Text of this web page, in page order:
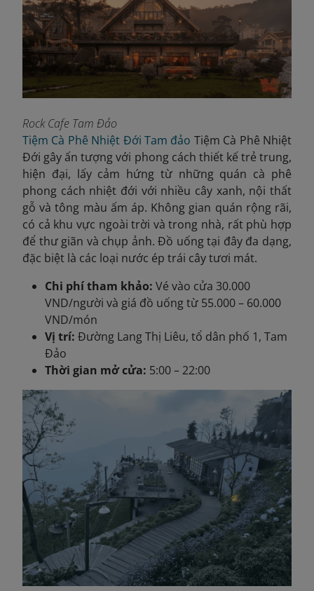
Rock Cafe Tam Đảo
Tiệm Cà Phê Nhiệt Đới Tam đảo Tiệm Cà Phê Nhiệt
Đới gây ấn tượng với phong cách thiết kế trẻ trung,
hiện đại, lấy cảm hứng từ những quán cà phê
phong cách nhiệt đới với nhiều cây xanh, nội thất
gỗ và tông màu ấm áp. Không gian quán rộng rãi,
có cả khu vực ngoài trời và trong nhà, rất phù hợp
để thư giãn và chụp ảnh. Đồ uống tại đây đa dạng,
đặc biệt là các loại nước ép trái cây tươi mát.
Chi phí tham khảo: Vé vào cửa 30.000
VND/người và giá đồ uống từ 55.000 – 60.000
VND/món
Vị trí: Đường Lang Thị Liêu, tổ dân phố 1, Tam
Đảo
Thời gian mở cửa: 5:00 – 22:00